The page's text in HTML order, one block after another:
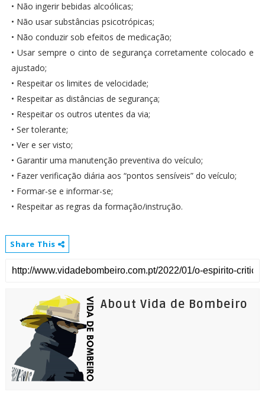
• Não ingerir bebidas alcoólicas;
• Não usar substâncias psicotrópicas;
• Não conduzir sob efeitos de medicação;
• Usar sempre o cinto de segurança corretamente colocado e
ajustado;
• Respeitar os limites de velocidade;
• Respeitar as distâncias de segurança;
• Respeitar os outros utentes da via;
• Ser tolerante;
• Ver e ser visto;
• Garantir uma manutenção preventiva do veículo;
• Fazer verificação diária aos “pontos sensíveis” do veículo;
• Formar-se e informar-se;
• Respeitar as regras da formação/instrução.
Share This
About Vida de Bombeiro